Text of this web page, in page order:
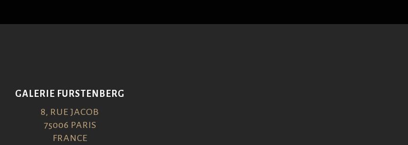
GALERIE FURSTENBERG
8, RUE JACOB
75006 PARIS
FRANCE